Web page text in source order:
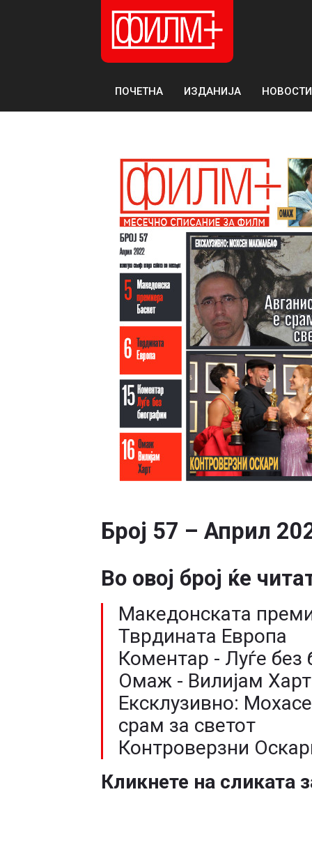
ПОЧЕТНА ИЗДАНИЈА НОВОСТИ
Број 57 – Април
Во овој број ќе
Македонската
Тврдината Европа
Коментар - Луѓе без
Омаж - Вилијам Харт
Ексклузивно:
срам за светот
Контроверзни
Кликнете на сликата